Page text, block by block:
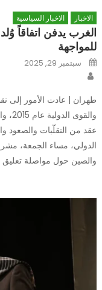
الاخبار الاخبار السياسية
الغرب يدفن اتفاقاً
للمواجهة
Posted
onسبتمبر 29, 2025
طهران | عادت الأمور إلى
عقد من التقلّبات والصعود
الدولي، مساء الجمعة،
والصين حول مواصلة تعليق